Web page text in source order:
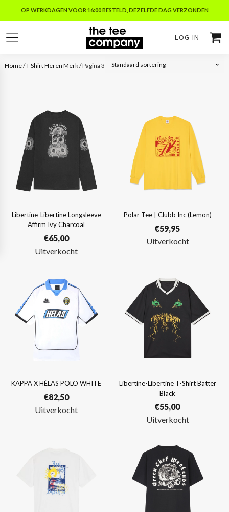
OP WERKDAGEN VOOR 16:00 BESTELD, DEZELFDE DAG VERZONDEN
LOG IN
Home/T Shirt Heren Merk/ Pagina 3
Libertine-Libertine Longsleeve
Affirm Ivy Charcoal
€65,00
Uitverkocht
Polar Tee | Clubb Inc (Lemon)
€59,95
Uitverkocht
KAPPA X HÉLAS POLO WHITE
€82,50
Uitverkocht
Libertine-Libertine T-Shirt Batter
Black
€55,00
Uitverkocht